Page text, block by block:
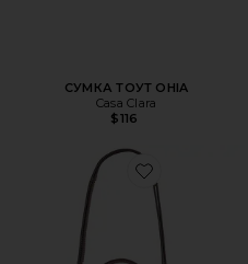
СУМКА ТОУТ OHIA
Casa Clara
$116
Favorite